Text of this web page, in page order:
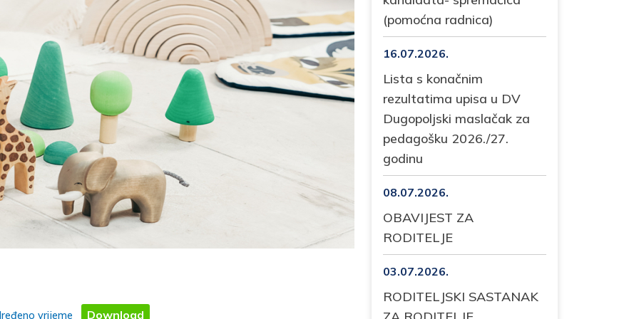
vrijeme Download
(pomoćna radnica)
16.07.2026.
Lista s konačnim
rezultatima upisa u DV
Dugopoljski maslačak za
pedagošku 2026./27.
godinu
08.07.2026.
OBAVIJEST ZA
RODITELJE
03.07.2026.
RODITELJSKI SASTANAK